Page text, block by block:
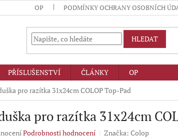
OP PODMÍNKY OCHRANY OSOBNÍCH
HLEDAT
PŘÍSLUŠENSTVÍ ČLÁNKY
OP
pro razítka 31x24cm COLOP Top-Pad
pro razítka 31x24cm
Podrobnosti hodnocení Značka: Colop